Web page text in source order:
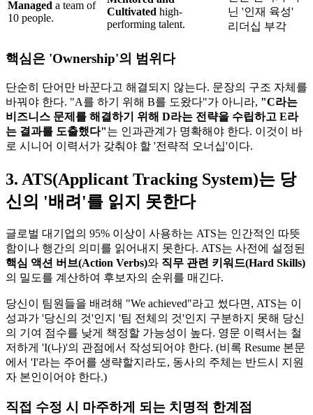
Managed a team of
10 people.
Cultivated high-
performing talent.
닌 '인재 육성'
리더십 부각
핵심은 'Ownership'의 범위다
단순히 단어만 바꾼다고 해결되지 않는다. 문장의 구조 자체를
바꿔야 한다. "A를 하기 위해 B를 도왔다"가 아니라, "C라는
비즈니스 문제를 해결하기 위해 D라는 전략을 수립하고 E라
는 결과를 도출했다"​는 인과관계가 명확해야 한다. 이것이 바
로 시니어 이력서가 갖춰야 할 '전략적 오너십'이다.
3. ATS(Applicant Tracking System)는 당
신의 '배려'를 읽지 못한다
글로벌 대기업의 95% 이상이 사용하는 ATS는 인간적인 따뜻
함이나 행간의 의미를 읽어내지 못한다. ATS는 사전에 설정된
핵심 액션 버브(Action Verbs)​와 직무 관련 키워드(Hard Skills)​
의 밀도를 계산하여 후보자의 순위를 매긴다.
당신이 팀원들을 배려해 "We achieved"라고 썼다면, ATS는 이
성과가 '당신의 것'인지 '팀 전체의 것'인지 구분하지 못해 당신
의 기여 점수를 낮게 책정할 가능성이 높다. 영문 이력서는 철
저하게 'I(나)'의 관점에서 작성되어야 한다. (비록 Resume 본문
에서 'I'라는 주어를 생략할지라도, 동사의 주체는 반드시 지원
자 본인이어야 한다.)
직접 수정 시 마주하게 되는 치명적 한계점